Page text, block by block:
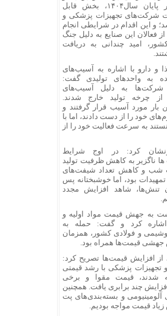
وزارت اقتصاد در پایان سال۱۴۰۴، بخش قابل
شرکت‌های تجهیزات پزشکی و
و این اقدام در شرایطی انجام
فعالان این صنایع به دلیل جنگ
امید چندانی به دریافت
و دارو با اشاره به آسیب‌های
به واحدهای تولیدی گفت:
شرکت‌ها به دلیل آسیب‌های
از چرخه تولید خارج شدند.
بار مورد آسیب قرار گرفتند و
خود را از دست دادند، اما با
به سرعت فعالیت خود را از
کرد: در اوج شرایط
ناگزیر به کاهش ظرفیت تولید
شب و کاهش تعداد شیفت‌های
بود، اما خوشبختانه پس
تنش‌ها، شاهد افزایش مجدد
به جهش قیمت مواد اولیه و
اشاره کرد و گفت: حمله به
و فولادی کشور، همزمان
جهشی قیمت‌ها همراه بود.
از افزایش قیمت‌ها تصریح کرد:
و تجهیزات پزشکی با رشد قیمتی
شدند، قیمت مقوا و برخی
چند برابری یافت. همچنین
و بسته‌بندی‌های پت
زیاد قیمت مواجه بودیم.